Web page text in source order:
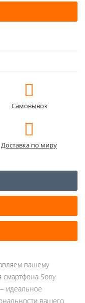
Самовывоз
Доставка по миру
вашему
Sony
идеальное
вашего